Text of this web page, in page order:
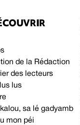
de la Rédaction
des lecteurs
lus
sa lé gadyamb
mon péi